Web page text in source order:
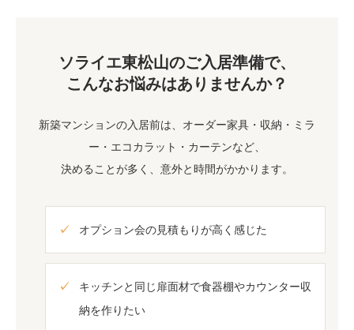
ソライエ東松山のご入居準備で、
こんなお悩みはありませんか？
新築マンションの入居前は、オーダー家具・収納・ミラ
ー・エコカラット・カーテンなど、
決めることが多く、意外と時間がかかります。
オプション会の見積もりが高く感じた
キッチンと同じ扉面材で食器棚やカウンター収
納を作りたい